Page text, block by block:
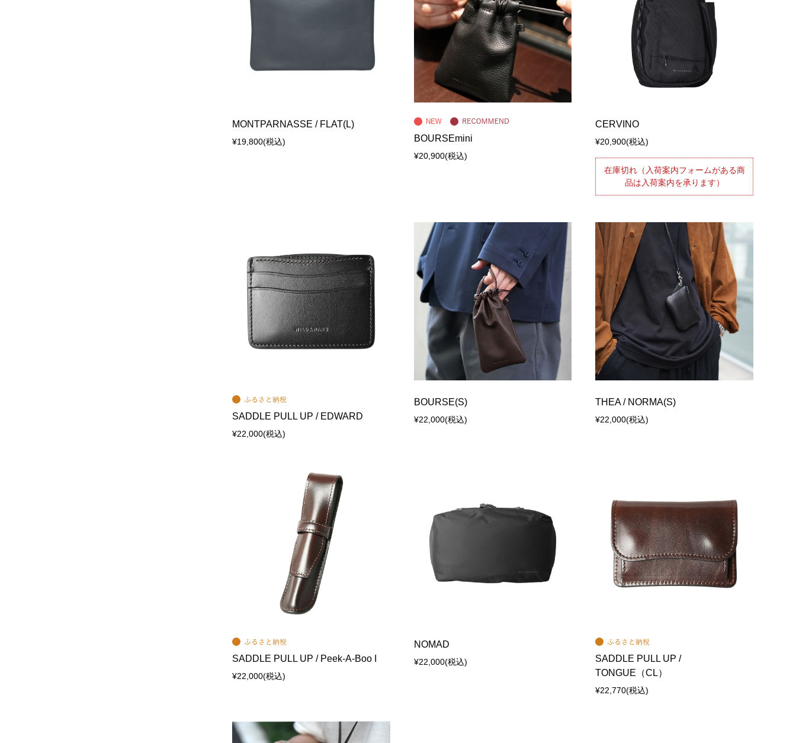
MONTPARNASSE / FLAT(L)
¥19,800(税込) BOURSEmini
¥20,900(税込)
CERVINO
¥20,900(税込)
在庫切れ（入荷案内フォームがある商
品は入荷案内を承ります）
SADDLE PULL UP / EDWARD
¥22,000(税込)
BOURSE(S)
¥22,000(税込)
THEA / NORMA(S)
¥22,000(税込)
SADDLE PULL UP / Peek-A-Boo I
¥22,000(税込)
NOMAD
¥22,000(税込)
SADDLE PULL UP /
TONGUE（CL）
¥22,770(税込)